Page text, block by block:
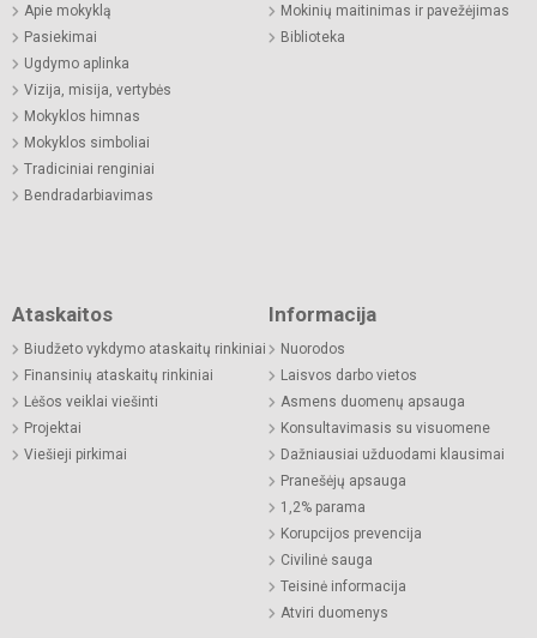
Apie mokyklą
Pasiekimai
Ugdymo aplinka
Vizija, misija, vertybės
Mokyklos himnas
Mokyklos simboliai
Tradiciniai renginiai
Bendradarbiavimas
Mokinių maitinimas ir pavežėjimas
Biblioteka
Ataskaitos
Biudžeto vykdymo ataskaitų rinkiniai
Finansinių ataskaitų rinkiniai
Lėšos veiklai viešinti
Projektai
Viešieji pirkimai
Informacija
Nuorodos
Laisvos darbo vietos
Asmens duomenų apsauga
Konsultavimasis su visuomene
Dažniausiai užduodami klausimai
Pranešėjų apsauga
1,2% parama
Korupcijos prevencija
Civilinė sauga
Teisinė informacija
Atviri duomenys